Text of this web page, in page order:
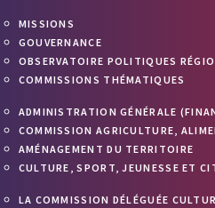
MISSIONS
GOUVERNANCE
OBSERVATOIRE POLITIQUES
COMMISSIONS THÉMATIQUES
ADMINISTRATION GÉNÉRALE
COMMISSION AGRICULTURE,
AMÉNAGEMENT DU TERRITOIRE
CULTURE, SPORT, JEUNESSE ET
LA COMMISSION DÉLÉGUÉE